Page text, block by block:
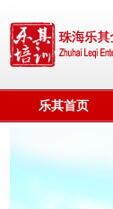
乐其首页